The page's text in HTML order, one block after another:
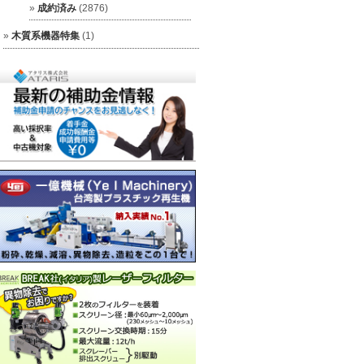
成約済み(2876)
木質系機器特集(1)